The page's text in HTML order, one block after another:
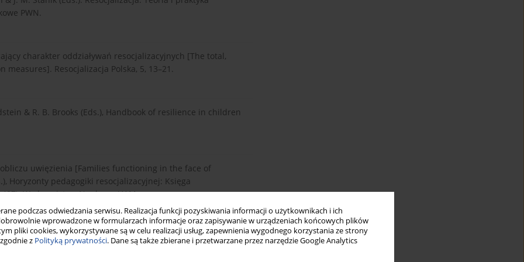
podczas odwiedzania serwisu. Realizacja funkcji pozyskiwania informacji o użytkownikach i ich
wprowadzone w formularzach informacje oraz zapisywanie w urządzeniach końcowych plików
pliki cookies, wykorzystywane są w celu realizacji usług, zapewnienia wygodnego korzystania ze strony
z Polityką prywatności. Dane są także zbierane i przetwarzane przez narzędzie Google Analytics
PWN.
charakter oddziaływań resocjalizacyjnych [The total,
Resocjalizacja Polska, 5, 13–21.
& R. B. Brooks (Eds.), Handbook of resilience in children
uwięzienia [Families functioning in the face of
Horyzonty pedagogiki resocjalizacyjnej: Księga
Wydawnictwo Naukowe UAM.
Wprowadzenie do teorii socjalizacji [Social
the theory of socialization]. Wydawnictwo Naukowe